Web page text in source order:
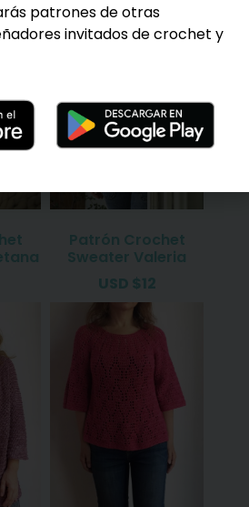
Patrón Crochet
Sweater Valeria
USD $12
patrones de otras
invitados de crochet y